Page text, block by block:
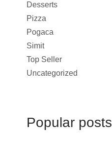
Desserts
Pizza
Pogaca
Simit
Top Seller
Uncategorized
Popular posts